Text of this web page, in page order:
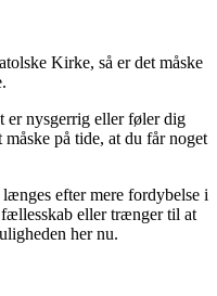
Kirke, så er det måske
er nysgerrig eller føler dig
på tide, at du får noget
efter mere fordybelse i
eller trænger til at
her nu.